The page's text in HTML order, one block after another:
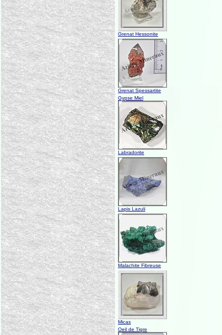
Grenat Hessonite
Grenat Spessartite
Gypse Miel
Labradorite
Lapis Lazuli
Malachite Fibreuse
Micas
Oeil de Tigre